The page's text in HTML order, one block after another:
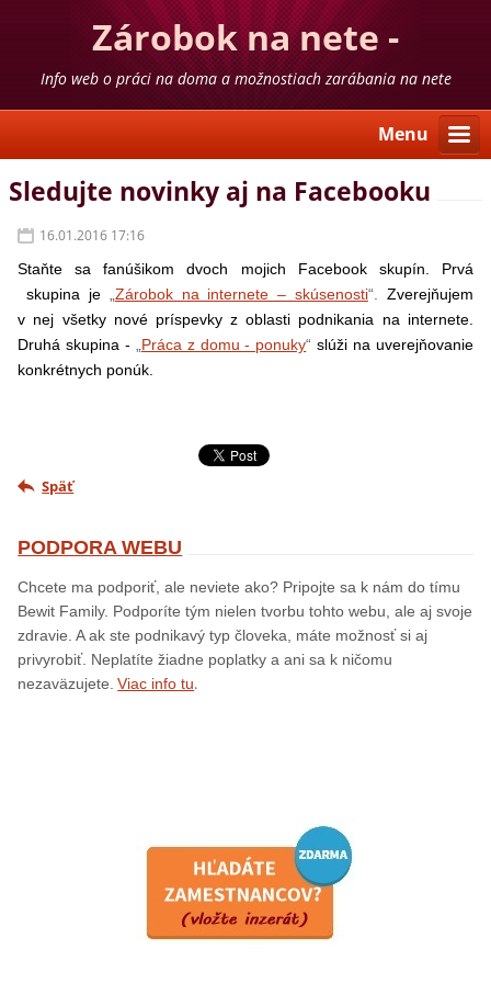
Zárobok na nete -
skúsenosti
Info web o práci na doma a možnostiach zarábania na nete
Menu
Sledujte novinky aj na Facebooku
16.01.2016 17:16
Staňte sa fanúšikom dvoch mojich Facebook skupín. Prvá
skupina je
Zárobok na internete – skúsenosti“. Zverejňujem
v nej všetky nové príspevky z oblasti podnikania na internete.
Druhá skupina -
Práca z domu - ponuky“slúži na uverejňovanie
konkrétnych ponúk.
Späť
PODPORA WEBU
Chcete ma podporiť, ale neviete ako? Pripojte sa k nám do tímu
Bewit Family. Podporíte tým nielen tvorbu tohto webu, ale aj svoje
zdravie. A ak ste podnikavý typ človeka, máte možnosť si aj
privyrobiť. Neplatíte žiadne poplatky a ani sa k ničomu
nezaväzujete. Viac info tu.